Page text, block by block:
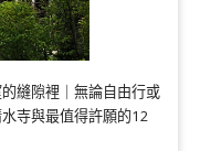
縫隙裡｜無論自由行或
寺與最值得許願的12